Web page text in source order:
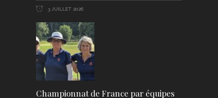
3 JUILLET 2026
Championnat de France par équipes